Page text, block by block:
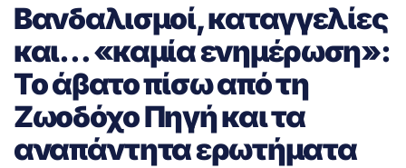
Βανδαλισμοί, καταγγελίες
και… «καμία ενημέρωση»:
Το άβατο πίσω από τη
Ζωοδόχο Πηγή και τα
αναπάντητα ερωτήματα